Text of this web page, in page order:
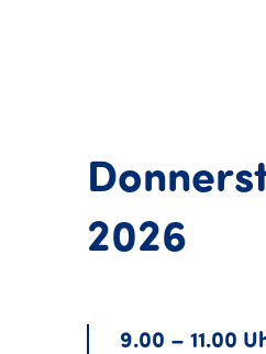
2026
9.00 – 11.00